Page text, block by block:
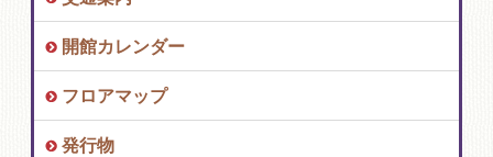
開館カレンダー
フロアマップ
発行物